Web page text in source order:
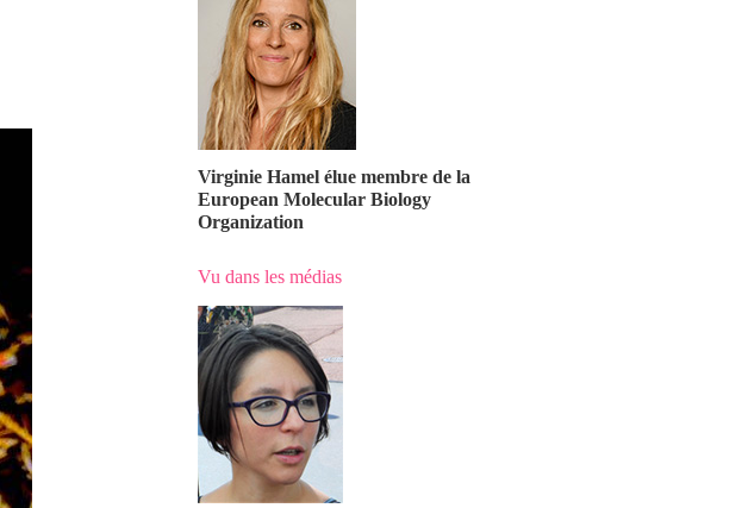
Virginie Hamel élue membre de la
European Molecular Biology
Organization
Vu dans les médias